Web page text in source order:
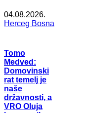
04.08.2026.
Herceg Bosna
Tomo
Medved:
Domovinski
rat temelj je
naše
državnosti, a
VRO Oluja